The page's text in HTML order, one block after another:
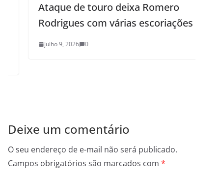
Ataque de touro deixa Romero
Rodrigues com várias escoriações
julho 9, 2026 0
Deixe um comentário
O seu endereço de e-mail não será publicado.
Campos obrigatórios são marcados com *